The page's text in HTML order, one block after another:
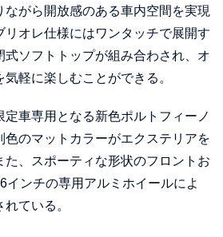
ながら開放感のある車内空間を実現
リオレ仕様にはワンタッチで展開す
式ソフトトップが組み合わされ、オ
軽に楽しむことができる。
定車専用となる新色ポルトフィーノ
色のマットカラーがエクステリアを
た、スポーティな形状のフロントお
インチの専用アルミホイールによ
ている。